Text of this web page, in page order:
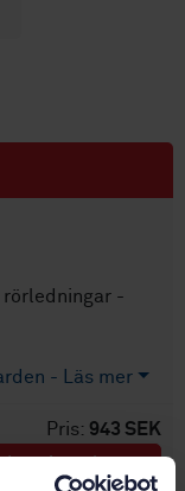
rörledningar -
- Läs mer
Pris: 943 SEK
Lägg i varukorgen